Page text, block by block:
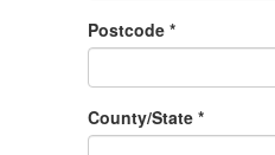
Postcode *
County/State *